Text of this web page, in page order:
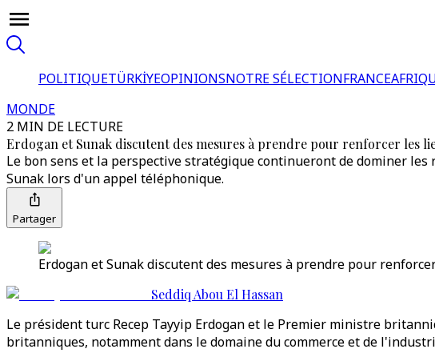
POLITIQUETÜRKİYEOPINIONSNOTRE SÉLECTIONFRANCE
MONDE
2 MIN DE LECTURE
Erdogan et Sunak discutent des mesures à prendre pour renforcer les
Le bon sens et la perspective stratégique continueront de dominer
Sunak lors d'un appel téléphonique.
Partager
Erdogan et Sunak discutent des mesures à prendre pour
Seddiq Abou El Hassan
Le président turc Recep Tayyip Erdogan et le Premier ministre
britanniques, notamment dans le domaine du commerce et de